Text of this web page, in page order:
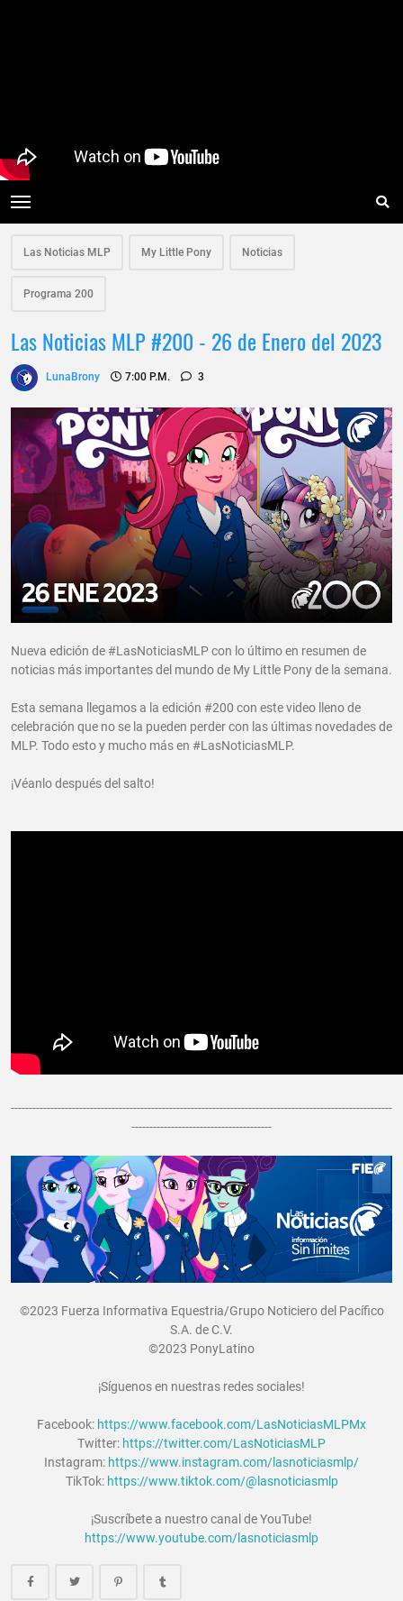
Las Noticias MLP My Little Pony Noticias
Programa 200
Las Noticias MLP #200 - 26 de Enero del 2023
LunaBrony 7:00 P.m. 3
Nueva edición de #LasNoticiasMLP con lo último en resumen de
noticias más importantes del mundo de My Little Pony de la semana.
Esta semana llegamos a la edición #200 con este video lleno de
celebración que no se la pueden perder con las últimas novedades de
MLP. Todo esto y mucho más en #LasNoticiasMLP.
¡Véanlo después del salto!
----------------------------------------------------------------------------------------------------------
---------------------------------------
©2023 Fuerza Informativa Equestria/Grupo Noticiero del Pacífico
S.A. de C.V.
©2023 PonyLatino
¡Síguenos en nuestras redes sociales!
Facebook: https://www.facebook.com/LasNoticiasMLPMx
Twitter: https://twitter.com/LasNoticiasMLP
Instagram: https://www.instagram.com/lasnoticiasmlp/
TikTok: https://www.tiktok.com/@lasnoticiasmlp
¡Suscríbete a nuestro canal de YouTube!
https://www.youtube.com/lasnoticiasmlp